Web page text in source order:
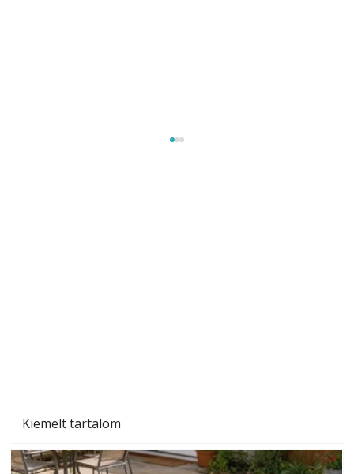
Kiemelt tartalom